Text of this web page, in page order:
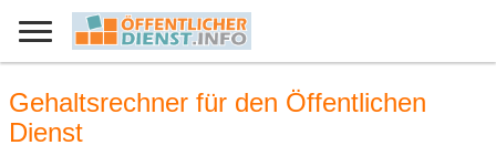
Gehaltsrechner für den Öffentlichen
Dienst